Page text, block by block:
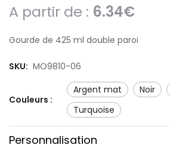
A partir de : 6.34€
Gourde de 425 ml double paroi
SKU: MO9810-06
Couleurs :
argent mat noir
turquoise
Personnalisation